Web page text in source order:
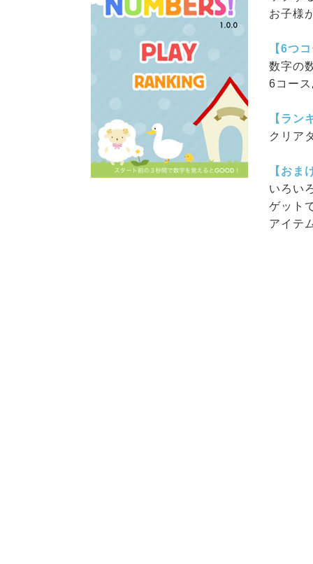
お子様
【6つ
数字の
6コー
【ラン
クリア
【おま
いろい
ゲット
アイテ